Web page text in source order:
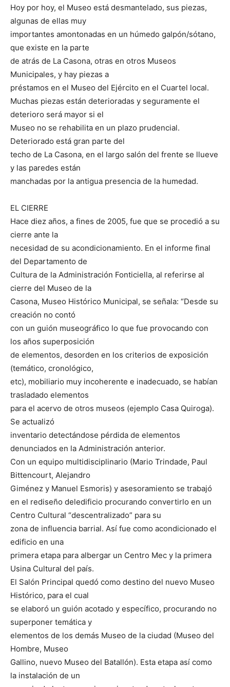
Hoy por hoy, el Museo está desmantelado, sus piezas,
algunas de ellas muy
importantes amontonadas en un húmedo galpón/sótano,
que existe en la parte
de atrás de La Casona, otras en otros Museos
Municipales, y hay piezas a
préstamos en el Museo del Ejército en el Cuartel local.
Muchas piezas están deterioradas y seguramente el
deterioro será mayor si el
Museo no se rehabilita en un plazo prudencial.
Deteriorado está gran parte del
techo de La Casona, en el largo salón del frente se llueve
y las paredes están
manchadas por la antigua presencia de la humedad.
EL CIERRE
Hace diez años, a fines de 2005, fue que se procedió a su
cierre ante la
necesidad de su acondicionamiento. En el informe final
del Departamento de
Cultura de la Administración Fonticiella, al referirse al
cierre del Museo de la
Casona, Museo Histórico Municipal, se señala: “Desde su
creación no contó
con un guión museográfico lo que fue provocando con
los años superposición
de elementos, desorden en los criterios de exposición
(temático, cronológico,
etc), mobiliario muy incoherente e inadecuado, se habían
trasladado elementos
para el acervo de otros museos (ejemplo Casa Quiroga).
Se actualizó
inventario detectándose pérdida de elementos
denunciados en la Administración anterior.
Con un equipo multidisciplinario (Mario Trindade, Paul
Bittencourt, Alejandro
Giménez y Manuel Esmoris) y asesoramiento se trabajó
en el rediseño deledificio procurando convertirlo en un
Centro Cultural “descentralizado” para su
zona de influencia barrial. Así fue como acondicionado el
edificio en una
primera etapa para albergar un Centro Mec y la primera
Usina Cultural del país.
El Salón Principal quedó como destino del nuevo Museo
Histórico, para el cual
se elaboró un guión acotado y específico, procurando no
superponer temática y
elementos de los demás Museo de la ciudad (Museo del
Hombre, Museo
Gallino, nuevo Museo del Batallón). Esta etapa así como
la instalación de un